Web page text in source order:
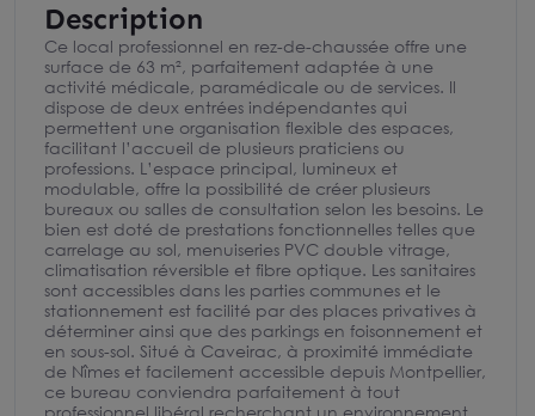
Description
Ce local professionnel en rez-de-chaussée offre une
surface de 63 m², parfaitement adaptée à une
activité médicale, paramédicale ou de services. Il
dispose de deux entrées indépendantes qui
permettent une organisation flexible des espaces,
facilitant l’accueil de plusieurs praticiens ou
professions. L’espace principal, lumineux et
modulable, offre la possibilité de créer plusieurs
bureaux ou salles de consultation selon les besoins. Le
bien est doté de prestations fonctionnelles telles que
carrelage au sol, menuiseries PVC double vitrage,
climatisation réversible et fibre optique. Les sanitaires
sont accessibles dans les parties communes et le
stationnement est facilité par des places privatives à
déterminer ainsi que des parkings en foisonnement et
en sous-sol. Situé à Caveirac, à proximité immédiate
de Nîmes et facilement accessible depuis Montpellier,
ce bureau conviendra parfaitement à tout
professionnel libéral recherchant un environnement